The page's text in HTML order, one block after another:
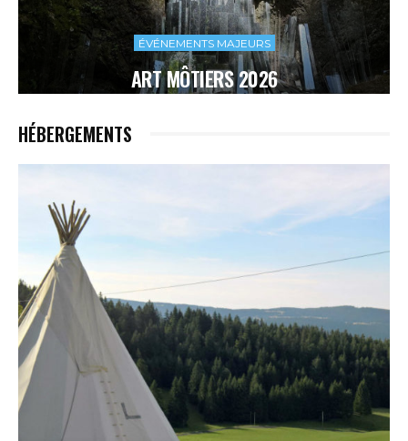
ÉVÉNEMENTS MAJEURS
ART MÔTIERS 2026
HÉBERGEMENTS